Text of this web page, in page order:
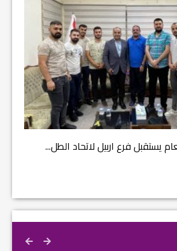
يستقبل فرع اربيل لاتحاد الطل...